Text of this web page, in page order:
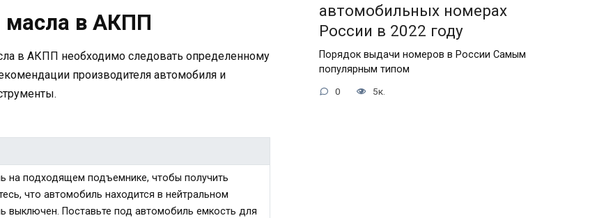
в АКПП
в АКПП необходимо следовать определенному
производителя автомобиля и
на подходящем подъемнике, чтобы получить
что автомобиль находится в нейтральном
выключен. Поставьте под автомобиль емкость для
автомобильных номерах
России в 2022 году
Порядок выдачи номеров в России Самым
популярным типом
0 5к.